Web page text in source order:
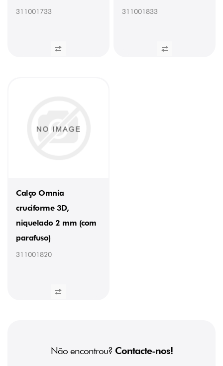
311001733 311001833
Calço Omnia
cruciforme 3D,
niquelado 2 mm (com
parafuso)
311001820
Não encontrou? Contacte-nos!